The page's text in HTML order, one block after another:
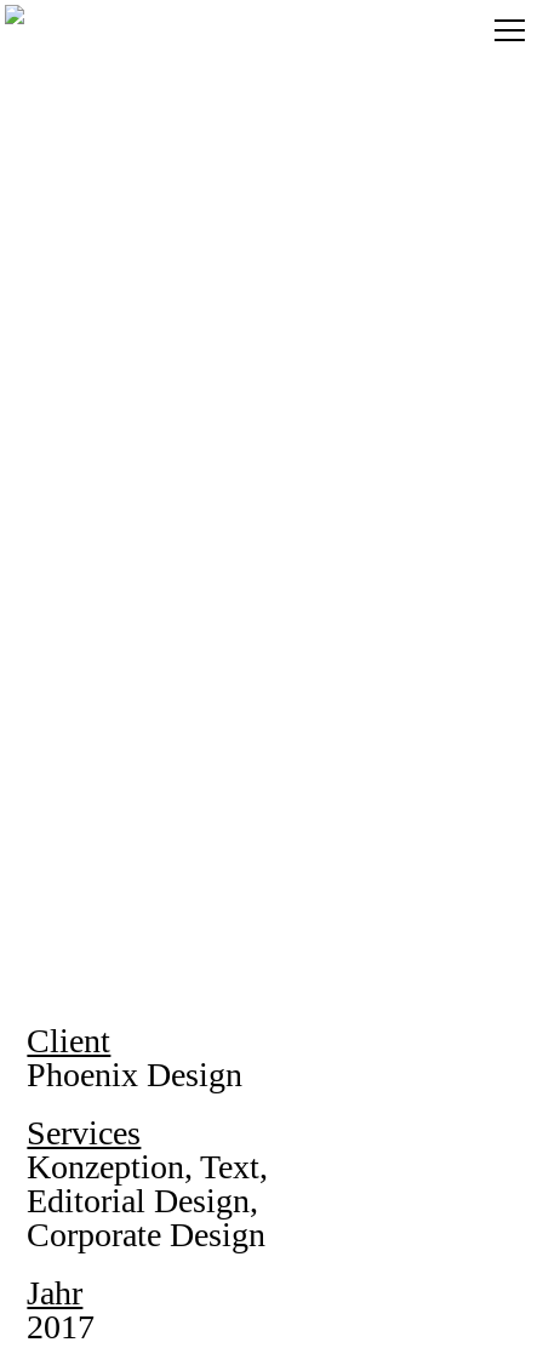
Client
Phoenix Design
Services
Konzeption, Text,
Editorial Design,
Corporate Design
Jahr
2017